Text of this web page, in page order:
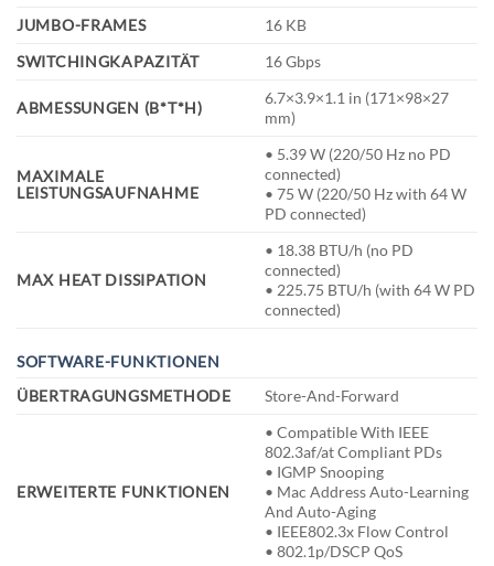
JUMBO-FRAMES
16 KB
SWITCHINGKAPAZITÄT
16 Gbps
ABMESSUNGEN (B*T*H)
6.7×3.9×1.1 in (171×98×27
mm)
MAXIMALE
LEISTUNGSAUFNAHME
• 5.39 W (220/50 Hz no PD
connected)
• 75 W (220/50 Hz with 64 W
PD connected)
MAX HEAT DISSIPATION
• 18.38 BTU/h (no PD
connected)
• 225.75 BTU/h (with 64 W PD
connected)
SOFTWARE-FUNKTIONEN
ÜBERTRAGUNGSMETHODE
Store-And-Forward
ERWEITERTE FUNKTIONEN
• Compatible With IEEE
802.3af/at Compliant PDs
• IGMP Snooping
• Mac Address Auto-Learning
And Auto-Aging
• IEEE802.3x Flow Control
• 802.1p/DSCP QoS